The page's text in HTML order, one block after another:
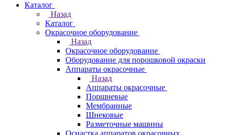
Каталог
Назад
Каталог
Окрасочное оборудование
Назад
Окрасочное оборудование
Оборудование для порошковой окраски
Аппараты окрасочные
Назад
Аппараты окрасочные
Поршневые
Мембранные
Шнековые
Разметочные машины
Оснастка аппаратов окрасочных